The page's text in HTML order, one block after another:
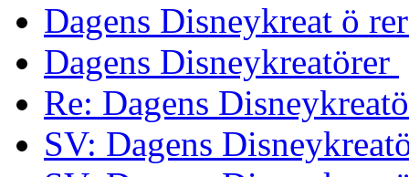
Dagens Disneykreat ö
Dagens Disneykreatörer
Re: Dagens
SV: Dagens